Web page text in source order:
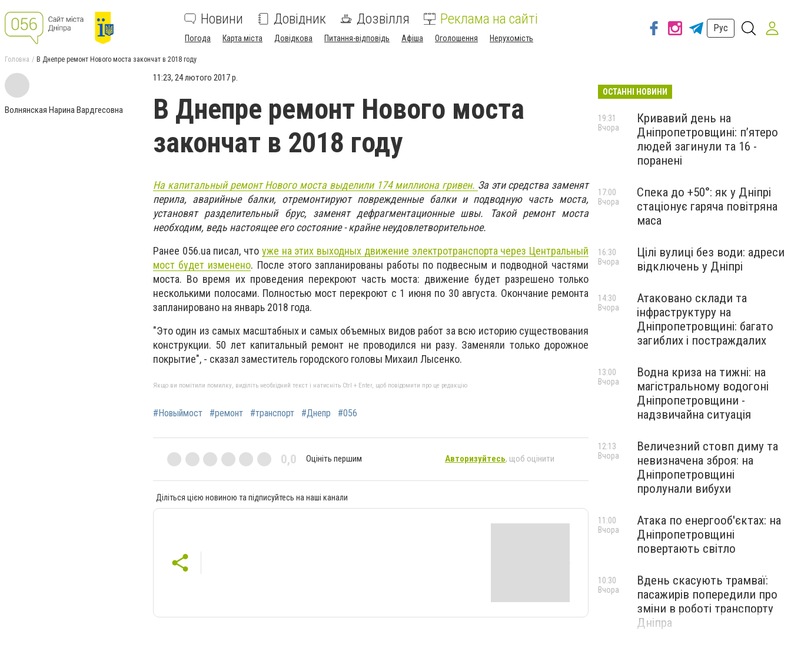
Новини Довідник Дозвілля Реклама на сайті
Погода Карта міста Довідкова Питання-відповідь Афіша Оголошення Нерухомість
Рус
Головна В Днепре ремонт Нового моста закончат в 2018 году
Волнянская Нарина Вардгесовна
11:23, 24 лютого 2017 р.
В Днепре ремонт Нового моста
закончат в 2018 году
На капитальный ремонт Нового моста выделили 174 миллиона гривен. За эти средства заменят
перила, аварийные балки, отремонтируют поврежденные балки и подводную часть моста,
установят разделительный брус, заменят дефрагментационные швы. Такой ремонт моста
необходим, ведь настоящее его состояние - крайне неудовлетворительное.
Ранее 056.ua писал, что уже на этих выходных движение электротранспорта через Центральный
мост будет изменено. После этого запланированы работы по подвесным и подводной частями
моста. Во время их проведения перекроют часть моста: движение будет разрешено только
несколькими полосами. Полностью мост перекроют с 1 июня по 30 августа. Окончание ремонта
запланировано на январь 2018 года.
"Это один из самых масштабных и самых объемных видов работ за всю историю существования
конструкции. 50 лет капитальный ремонт не проводился ни разу. Заменяли только дорожное
покрытие", - сказал заместитель городского головы Михаил Лысенко.
Якщо ви помітили помилку, виділіть необхідний текст і натисніть Ctrl + Enter, щоб повідомити про це редакцію
#Новыймост #ремонт #транспорт #Днепр #056
0,0 Оцініть першим Авторизуйтесь, щоб оцінити
Діліться цією новиною та підписуйтесь на наші канали
ОСТАННІ НОВИНИ
Кривавий день на
Дніпропетровщині: п’ятеро
людей загинули та 16 -
поранені
19:31
Вчора
Спека до +50°: як у Дніпрі
стаціонує гаряча повітряна
маса
17:00
Вчора
Цілі вулиці без води: адреси
відключень у Дніпрі
16:30
Вчора
Атаковано склади та
інфраструктуру на
Дніпропетровщині: багато
загиблих і постраждалих
14:30
Вчора
Водна криза на тижні: на
магістральному водогоні
Дніпропетровщини -
надзвичайна ситуація
13:00
Вчора
Величезний стовп диму та
невизначена зброя: на
Дніпропетровщині
пролунали вибухи
12:13
Вчора
Атака по енергооб'єктах: на
Дніпропетровщині
повертають світло
11:00
Вчора
Вдень скасують трамваї:
пасажирів попередили про
зміни в роботі транспорту
Дніпра
10:30
Вчора